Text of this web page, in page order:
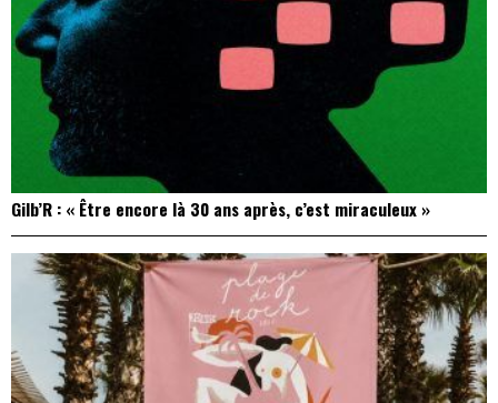
Gilb’R : « Être encore là 30 ans après, c’est miraculeux »